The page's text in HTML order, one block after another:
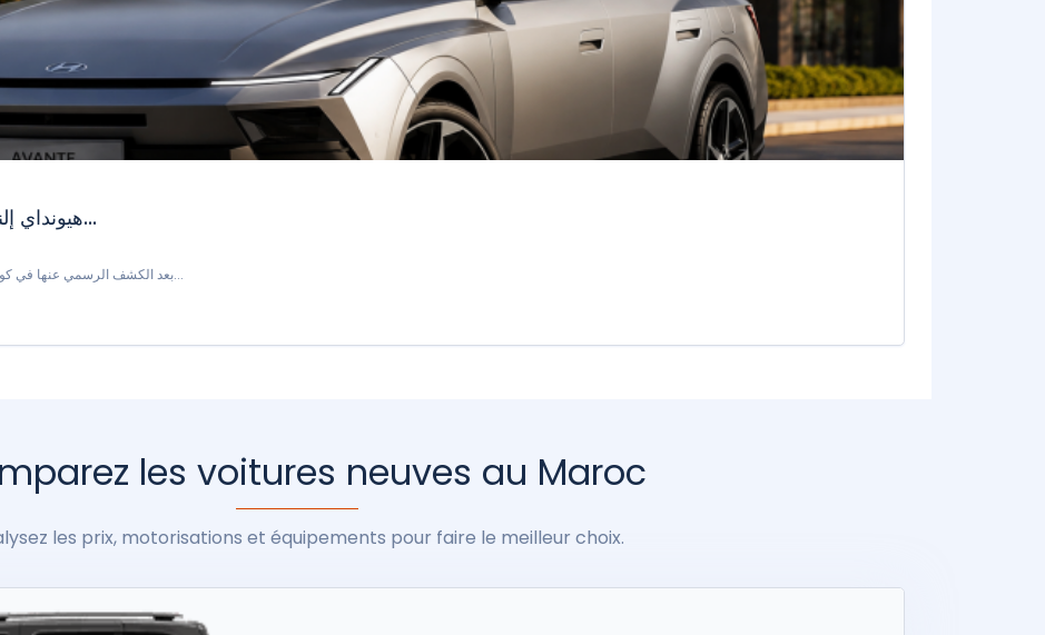
هيونداي إلنترا (أفانتي) الجديدة: سيدان متجددة...
بعد الكشف الرسمي عنها في كوريا الجنوبية، تواصل هيونداي طرح إلنترا الجديدة، المعر...
les voitures neuves au Maroc
les prix, motorisations et équipements pour faire le meilleur choix.